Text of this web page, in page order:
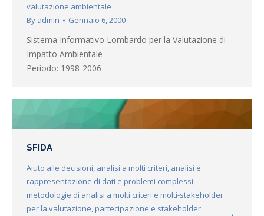
valutazione ambientale
By admin Gennaio 6, 2000
Sistema Informativo Lombardo per la Valutazione di
Impatto Ambientale
Periodo: 1998-2006
SFIDA
Aiuto alle decisioni, analisi a molti criteri, analisi e
rappresentazione di dati e problemi complessi,
metodologie di analisi a molti criteri e molti-stakeholder
per la valutazione, partecipazione e stakeholder